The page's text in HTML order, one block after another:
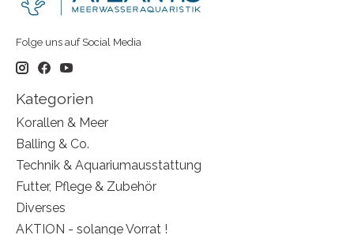
Folge uns auf Social Media
Kategorien
Korallen & Meer
Balling & Co.
Technik & Aquariumausstattung
Futter, Pflege & Zubehör
Diverses
AKTION - solange Vorrat !